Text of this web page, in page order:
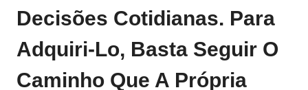
Decisões Cotidianas. Para
Adquiri‑lo, Basta Seguir O
Caminho Que A Própria